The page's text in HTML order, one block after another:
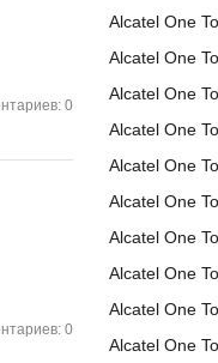
0
0
Alcatel One
Alcatel One
Alcatel One
Alcatel One
Alcatel One
Alcatel One
Alcatel One
Alcatel One
Alcatel One
Alcatel One